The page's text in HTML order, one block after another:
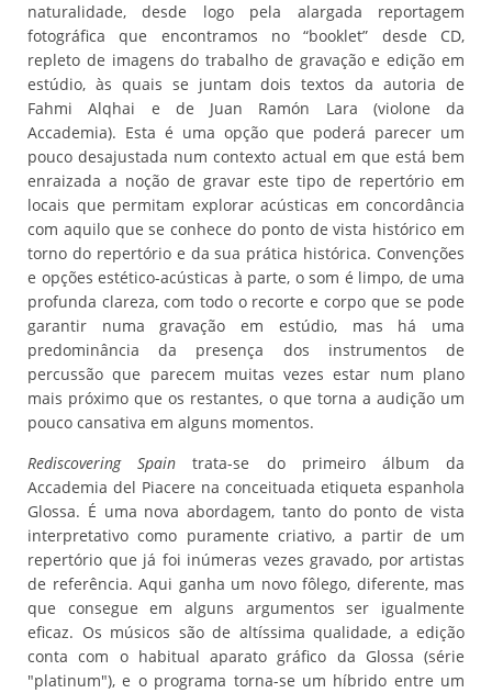
naturalidade, desde logo pela alargada reportagem
fotográfica que encontramos no “booklet” desde CD,
repleto de imagens do trabalho de gravação e edição em
estúdio, às quais se juntam dois textos da autoria de
Fahmi Alqhai e de Juan Ramón Lara (violone da
Accademia). Esta é uma opção que poderá parecer um
pouco desajustada num contexto actual em que está bem
enraizada a noção de gravar este tipo de repertório em
locais que permitam explorar acústicas em concordância
com aquilo que se conhece do ponto de vista histórico em
torno do repertório e da sua prática histórica. Convenções
e opções estético-acústicas à parte, o som é limpo, de uma
profunda clareza, com todo o recorte e corpo que se pode
garantir numa gravação em estúdio, mas há uma
predominância da presença dos instrumentos de
percussão que parecem muitas vezes estar num plano
mais próximo que os restantes, o que torna a audição um
pouco cansativa em alguns momentos.
Rediscovering Spain trata-se do primeiro álbum da
Accademia del Piacere na conceituada etiqueta espanhola
Glossa. É uma nova abordagem, tanto do ponto de vista
interpretativo como puramente criativo, a partir de um
repertório que já foi inúmeras vezes gravado, por artistas
de referência. Aqui ganha um novo fôlego, diferente, mas
que consegue em alguns argumentos ser igualmente
eficaz. Os músicos são de altíssima qualidade, a edição
conta com o habitual aparato gráfico da Glossa (série
"platinum"), e o programa torna-se um híbrido entre um